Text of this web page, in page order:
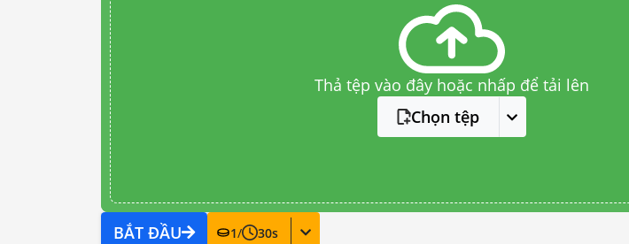
Thả tệp vào đây hoặc nhấp để tải lên
Chọn tệp
BẮT ĐẦU 1/ 30s